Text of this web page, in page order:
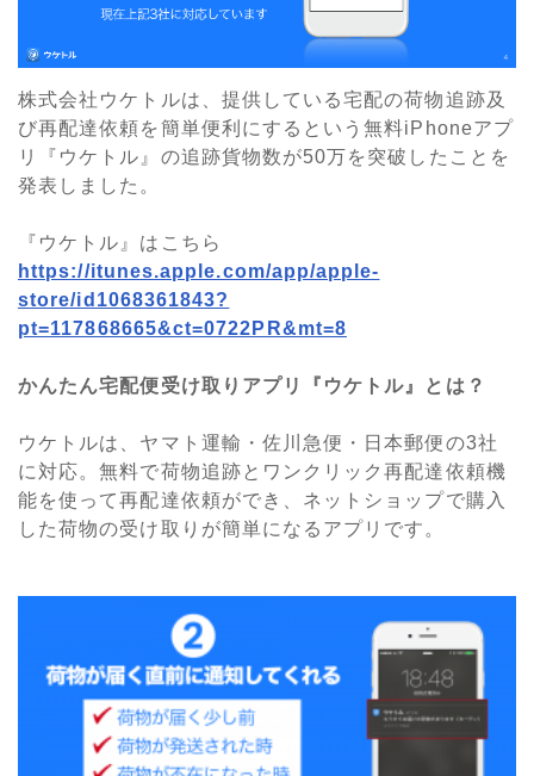
株式会社ウケトルは、提供している宅配の荷物追跡及
び再配達依頼を簡単便利にするという無料iPhoneアプ
リ『ウケトル』の追跡貨物数が50万を突破したことを
発表しました。
『ウケトル』はこちら
https://itunes.apple.com/app/apple-
store/id1068361843?
pt=117868665&ct=0722PR&mt=8
かんたん宅配便受け取りアプリ『ウケトル』とは？
ウケトルは、ヤマト運輸・佐川急便・日本郵便の3社
に対応。無料で荷物追跡とワンクリック再配達依頼機
能を使って再配達依頼ができ、ネットショップで購入
した荷物の受け取りが簡単になるアプリです。